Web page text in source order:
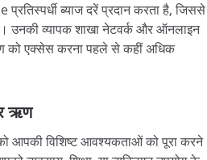
ब्याज दरें प्रदान करता है, जिससे
उनकी व्यापक शाखा नेटवर्क और ऑनलाइन
एक्सेस करना पहले से कहीं अधिक
ऋण
आपकी विशिष्ट आवश्यकताओं को पूरा करने